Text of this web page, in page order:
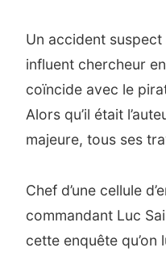
Un accident
influent chercheur
coïncide avec le
Alors qu’il était
majeure, tous ses
Chef d’une cellule
commandant Luc
cette enquête qu’on